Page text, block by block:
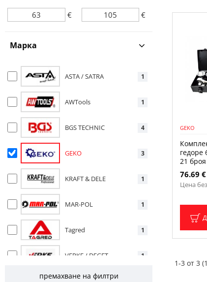
€ €
Марка
ASTA / SATRA 1
AWTools 1
BGS TECHNIC 4
GEKO 3
KRAFT & DELE 1
MAR-POL 1
Tagred 1
VERKE / DEGET 1
премахване на филтри
GEKO
гедоре
21
76.69
Цена
1-3 от 3